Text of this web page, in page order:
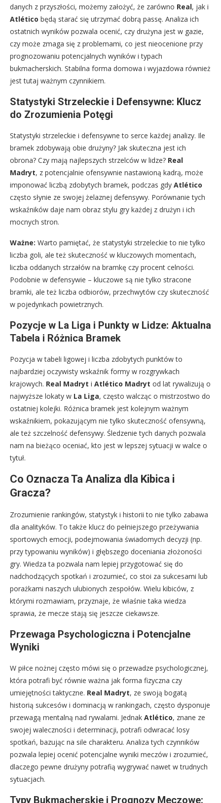
danych z przyszłości, możemy założyć, że zarówno Real, jak i
Atlético będą starać się utrzymać dobrą passę. Analiza ich
ostatnich wyników pozwala ocenić, czy drużyna jest w gazie,
czy może zmaga się z problemami, co jest nieocenione przy
prognozowaniu potencjalnych wyników i typach
bukmacherskich. Stabilna forma domowa i wyjazdowa również
jest tutaj ważnym czynnikiem.
Statystyki Strzeleckie i Defensywne: Klucz
do Zrozumienia Potęgi
Statystyki strzeleckie i defensywne to serce każdej analizy. Ile
bramek zdobywają obie drużyny? Jak skuteczna jest ich
obrona? Czy mają najlepszych strzelców w lidze? Real
Madryt, z potencjalnie ofensywnie nastawioną kadrą, może
imponować liczbą zdobytych bramek, podczas gdy Atlético
często słynie ze swojej żelaznej defensywy. Porównanie tych
wskaźników daje nam obraz stylu gry każdej z drużyn i ich
mocnych stron.
Ważne: Warto pamiętać, że statystyki strzeleckie to nie tylko
liczba goli, ale też skuteczność w kluczowych momentach,
liczba oddanych strzałów na bramkę czy procent celności.
Podobnie w defensywie – kluczowe są nie tylko stracone
bramki, ale też liczba odbiorów, przechwytów czy skuteczność
w pojedynkach powietrznych.
Pozycje w La Liga i Punkty w Lidze: Aktualna
Tabela i Różnica Bramek
Pozycja w tabeli ligowej i liczba zdobytych punktów to
najbardziej oczywisty wskaźnik formy w rozgrywkach
krajowych. Real Madryt i Atlético Madryt od lat rywalizują o
najwyższe lokaty w La Liga, często walcząc o mistrzostwo do
ostatniej kolejki. Różnica bramek jest kolejnym ważnym
wskaźnikiem, pokazującym nie tylko skuteczność ofensywną,
ale też szczelność defensywy. Śledzenie tych danych pozwala
nam na bieżąco oceniać, kto jest w lepszej sytuacji w walce o
tytuł.
Co Oznacza Ta Analiza dla Kibica i
Gracza?
Zrozumienie rankingów, statystyk i historii to nie tylko zabawa
dla analityków. To także klucz do pełniejszego przeżywania
sportowych emocji, podejmowania świadomych decyzji (np.
przy typowaniu wyników) i głębszego doceniania złożoności
gry. Wiedza ta pozwala nam lepiej przygotować się do
nadchodzących spotkań i zrozumieć, co stoi za sukcesami lub
porażkami naszych ulubionych zespołów. Wielu kibiców, z
którymi rozmawiam, przyznaje, że właśnie taka wiedza
sprawia, że mecze stają się jeszcze ciekawsze.
Przewaga Psychologiczna i Potencjalne
Wyniki
W piłce nożnej często mówi się o przewadze psychologicznej,
która potrafi być równie ważna jak forma fizyczna czy
umiejętności taktyczne. Real Madryt, ze swoją bogatą
historią sukcesów i dominacją w rankingach, często dysponuje
przewagą mentalną nad rywalami. Jednak Atlético, znane ze
swojej waleczności i determinacji, potrafi odwracać losy
spotkań, bazując na sile charakteru. Analiza tych czynników
pozwala lepiej ocenić potencjalne wyniki meczów i zrozumieć,
dlaczego pewne drużyny potrafią wygrywać nawet w trudnych
sytuacjach.
Typy Bukmacherskie i Prognozy Meczowe: